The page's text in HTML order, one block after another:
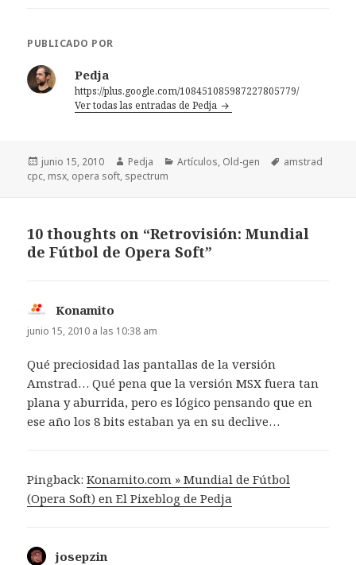
PUBLICADO POR
Pedja
https://plus.google.com/108451085987227805779/
Ver todas las entradas de Pedja
Publicado
el
junio 15, 2010 Autor
Pedja Categorías
Artículos, Old-gen Etiquetas
amstrad
cpc, msx, opera soft, spectrum
10 thoughts on “Retrovisión: Mundial
de Fútbol de Opera Soft”
Konamito
junio 15, 2010 a las 10:38 am
Qué preciosidad las pantallas de la versión
Amstrad… Qué pena que la versión MSX fuera tan
plana y aburrida, pero es lógico pensando que en
ese año los 8 bits estaban ya en su declive…
Pingback:Konamito.com » Mundial de Fútbol
(Opera Soft) en El Pixeblog de Pedja
josepzin